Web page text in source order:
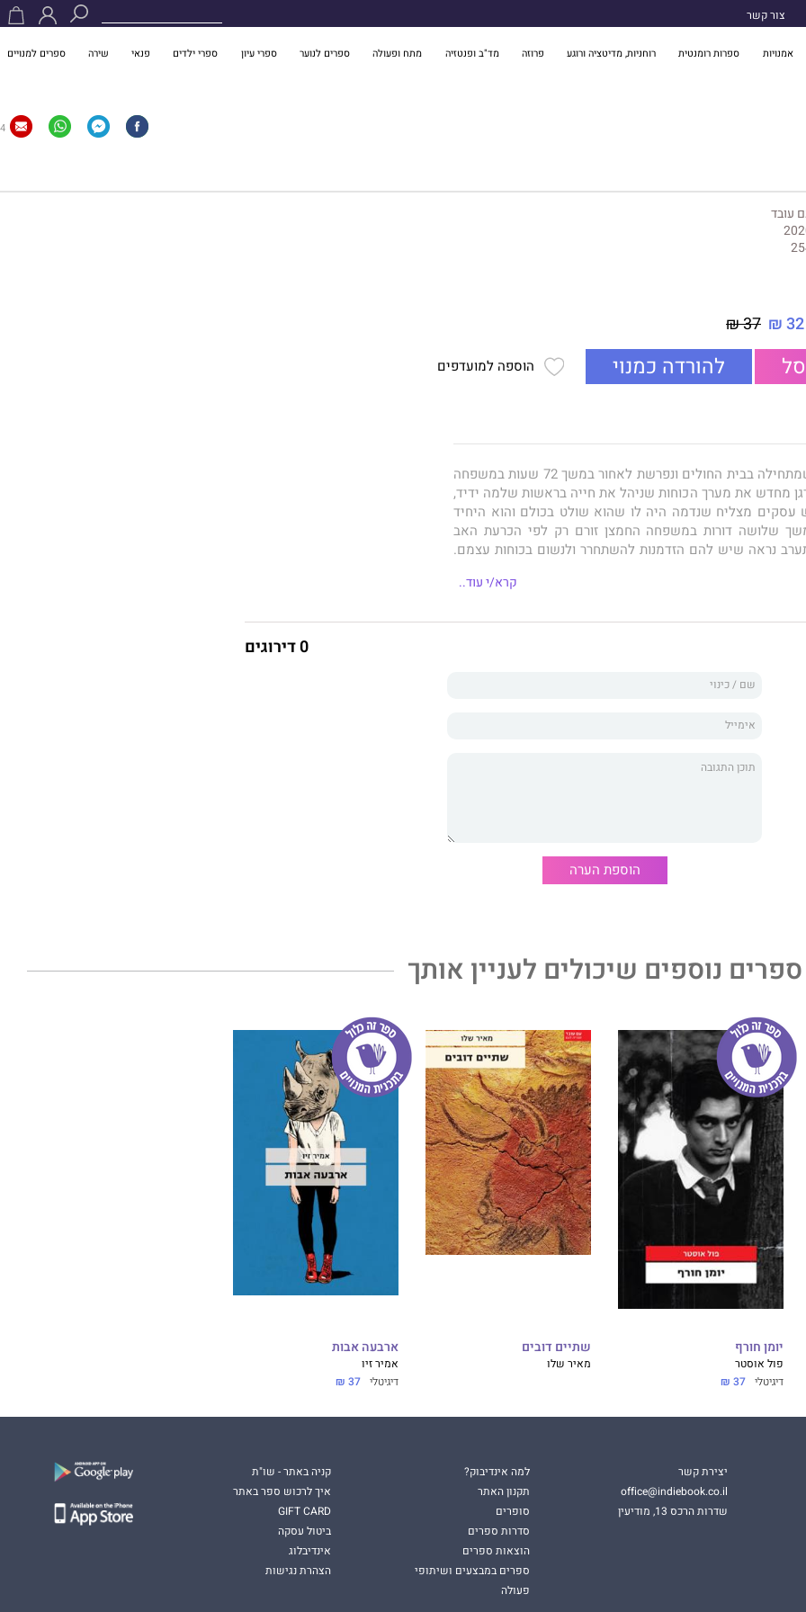
צור קשר
אמנויות ספרות רומנטית רוחניות, מדיטציה ורוגע פרוזה מד"ב ופנטזיה מתח ופעולה ספרים לנוער ספרי עיון ספרי ילדים פנאי שירה ספרים למנויים
4
עובד
32 ₪
37 ₪
להורדה כמנוי הוספה למועדפים
הוא דרמה שמתחילה בבית החולים ונפרשת לאחור במשך 72 שעות במשפחה
מחדש את מערך הכוחות שניהל את חייה בראשות שלמה ידיד,
מצליח שנדמה היה לו שהוא שולט בכולם והוא היחיד
שלושה דורות במשפחה החמצן זורם רק לפי הכרעת האב
נראה שיש להם הזדמנות להשתחרר ולנשום בכוחות עצמם.
האם יבחרו להשתחרר ולמצוא אושר או שיתברר שחיו בנוחות
אבל כשמספרים סיפור מהסוף להתחלה רק נדמה לקורא
נגמר, משום שכל פיתול בעלילה של
ממה שתיאר לעצמו.
רגעים של חוסר נשימה, של חיפוש אחר חמצן שכל כך מאפיין
זאת, בדיוק כמו במכשור הרפואי שבו תלוי הגיבור הראשי
קרא/י עוד..
0 דירוגים
הוספת הערה
ספרים נוספים שיכולים לעניין אותך
יומן חורף
פול אוסטר
דיגיטלי 37 ₪
שתיים דובים
מאיר שלו
ארבעה אבות
אמיר זיו
דיגיטלי 37 ₪
יצירת קשר
office@indiebook.co.il
שדרות הרכס 13, מודיעין
למה אינדיבוק?
תקנון האתר
סופרים
סדרות ספרים
הוצאות ספרים
ספרים במבצעים ושיתופי
פעולה
קניה באתר - שו"ת
איך לרכוש ספר באתר
GIFT CARD
ביטול עסקה
אינדיבלוג
הצהרת נגישות